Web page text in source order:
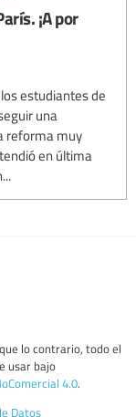
¡A por
estudiantes de
una
reforma muy
en última
lo contrario, todo el
usar bajo
4.0.
Datos